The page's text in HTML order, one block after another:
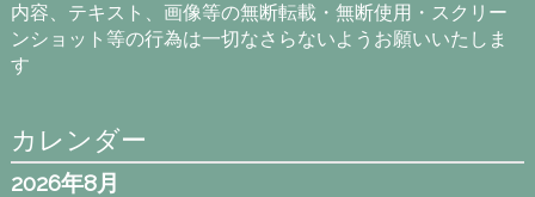
内容、テキスト、画像等の無断転載・無断使用・スクリー
ンショット等の行為は一切なさらないようお願いいたしま
す
カレンダー
2026年8月